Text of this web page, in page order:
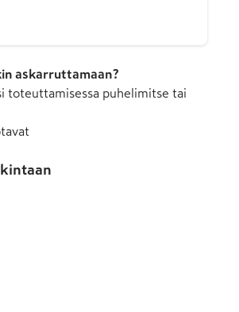
askarruttamaan?
toteuttamisessa puhelimitse tai